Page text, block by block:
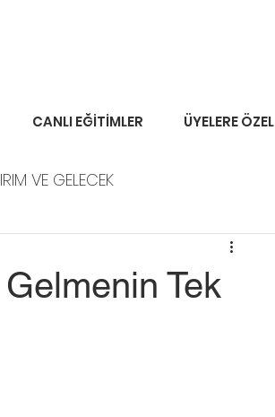
CANLI EĞİTİMLER ÜYELERE ÖZEL
VE GELECEK
Gelmenin Tek